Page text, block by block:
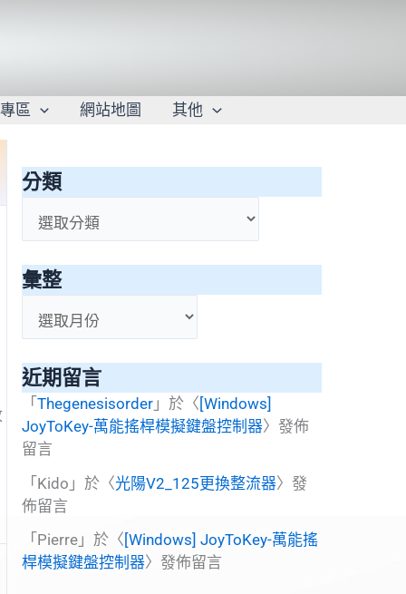
區 網站地圖 其他
分類
類
彙整
整
近期留言
「 Thegenesisorder 」於〈[Windows]
JoyToKey-萬能搖桿模擬鍵盤控制器〉發佈
留言
「 Kido 」於〈光陽V2_125更換整流器〉發
佈留言
「 Pierre 」於〈 [Windows] JoyToKey-萬能搖
桿模擬鍵盤控制器〉發佈留言